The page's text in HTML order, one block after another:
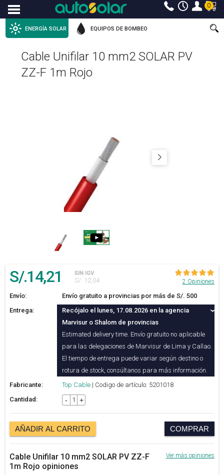
Menu 0
ENERGÍA SOLAR EQUIPOS DE BOMBEO
Cable Unifilar 10 mm2 SOLAR PV
ZZ-F 1m Rojo
S/.14,21 SIN IGV
S/. 12,04 2 Opiniones
Envío:
Envío gratuito a provincias por más de S/. 500
Entrega:
Recójalo el lunes, 17.08.2026 en la agencia
Marvisur o Shalom de provincias
Estimated delivery time. Envío gratuito no aplicable
para las delegaciones de Marvisur de Lima y Callao.
El tiempo de entrega puede variar según destino o
rotura de stock, consúltanos para más información.
Fabricante:
Top Cable | Codigo de artículo: 5201018
Cantidad:
- +
AÑADIR AL CARRITO COMPRAR
Cable Unifilar 10 mm2 SOLAR PV ZZ-F
1m Rojo opiniones
Ver más opiniones